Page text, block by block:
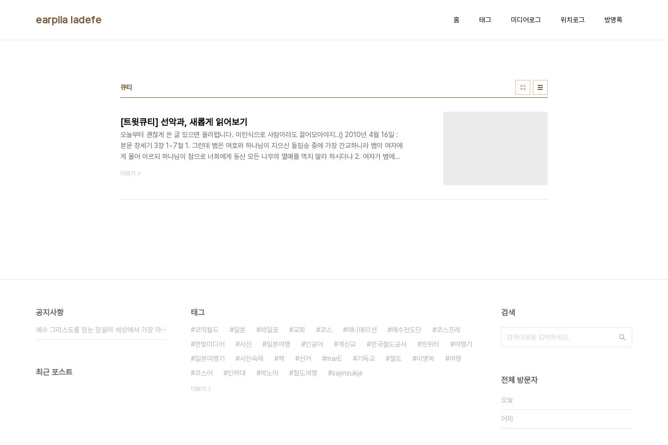
earpila ladefe 홈 태그 미디어로그 위치로그 방명록
큐티
[트윗큐티] 선악과, 새롭게 읽어보기
오늘부터 괜찮게 쓴 글 있으면 올리렵니다. 이런식으로 사람이라도 끌어모아야지..() 2010년 4월 16일 :
본문 창세기 3장 1~7절 1. 그런데 뱀은 여호와 하나님이 지으신 들짐승 중에 가장 간교하니라 뱀이 여자에
게 물어 이르되 하나님이 참으로 너희에게 동산 모든 나무의 열매를 먹지 말라 하시더냐 2. 여자가 뱀에게
희는 먹지도 말고 만지지도 말라 너희가 죽을까 하노라 하셨느니라 4. 뱀이 여자에게 이르되 너희가 결코
이 아심이니라 6. 여자가 그 나무를 본즉 먹음직도 하고 보암직도 하고 지..
더보기
공지사항
예수 그리스도를 믿는 믿음이 세상에서 가장 아⋯
최근 포스트
태그
코믹월드 일본 레일로 교회 코스 애니메이션 예수전도단
코스프레
한빛미디어
사진 일본여행 인공어 개신교 한국철도공사 트위터
여행기
일본여행기
사진숙제 책 선거 marE 기독교 철도 이명박
여행
코스어
인하대 박노아 철도여행 sajinsukje
더보기
검색
전체 방문자
오늘
어제